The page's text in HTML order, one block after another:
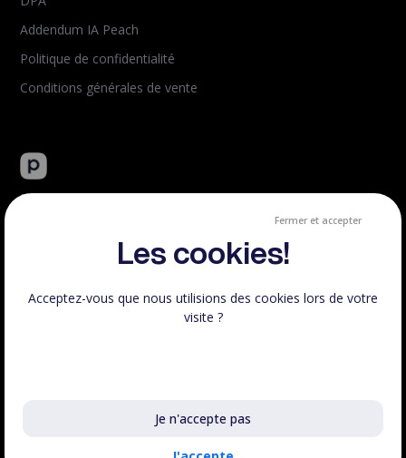
Fermer et accepter
Les cookies!
Acceptez-vous que nous utilisions des cookies lors de votre
visite ?
Je n'accepte pas
Addendum IA Peach
Politique de confidentialité
Conditions générales de vente
Peachie : plateforme tout-en-un de vente de formation en
Créé et hébergé en France.
©Peachie 2023 - 2026 | Fait avec ♥en France, tous droits